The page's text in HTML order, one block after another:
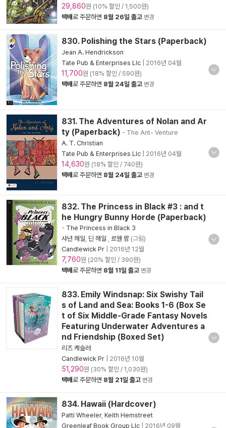
29,860원 (10% 할인 / 1,500원)
택배로 주문하면 8월 26일 출고 변경
830. Polishing the Stars (Paperback)
Jean A. Hendrickson
Tate Pub & Enterprises Llc
2016년 04월
11,700원 (18% 할인 / 590원)
택배로 주문하면 8월 24일 출고 변경
831. The Adventures of Nolan and Ar
ty (Paperback) - The Ant- Venture
A. T. Christian
Tate Pub & Enterprises Llc
2016년 04월
14,630원 (18% 할인 / 740원)
택배로 주문하면 8월 24일 출고 변경
832. The Princess in Black #3 : and t
he Hungry Bunny Horde (Paperback)
- The Princess in Black 3
샤넌 헤일 딘 헤일 르웬 팜 (그림)
Candlewick Pr
2016년 12월
7,760원 (20% 할인 / 390원)
택배로 주문하면 8월 11일 출고 변경
833. Emily Windsnap: Six Swishy Tail
s of Land and Sea: Books 1-6 (Box Se
t of Six Middle-Grade Fantasy Novels
Featuring Underwater Adventures a
nd Friendship (Boxed Set)
리즈 케슬러
Candlewick Pr
2016년 10월
51,290원 (30% 할인 / 1,030원)
택배로 주문하면 8월 21일 출고 변경
834. Hawaii (Hardcover)
Patti Wheeler, Keith Hemstreet
Greenleaf Book Group Llc
2016년 09월